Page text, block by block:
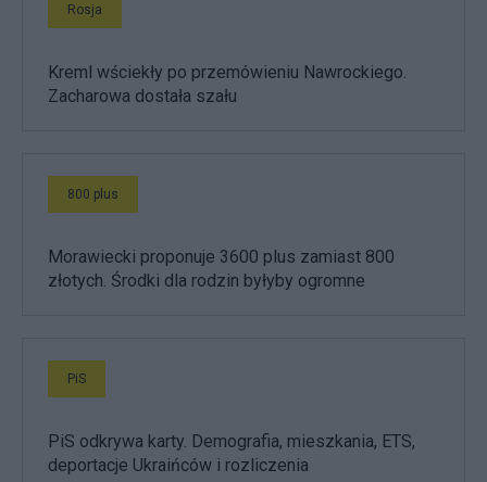
Rosja
Kreml wściekły po przemówieniu Nawrockiego.
Zacharowa dostała szału
800 plus
Morawiecki proponuje 3600 plus zamiast 800
złotych. Środki dla rodzin byłyby ogromne
PiS
PiS odkrywa karty. Demografia, mieszkania, ETS,
deportacje Ukraińców i rozliczenia